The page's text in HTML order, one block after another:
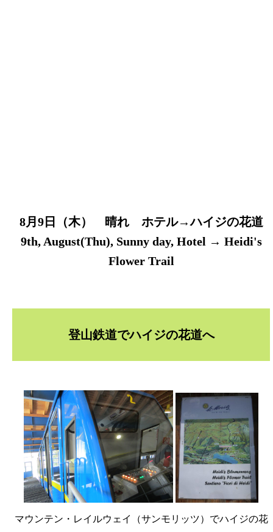
8月9日（木） 晴れ ホテル→ハイジの花道
9th, August(Thu), Sunny day, Hotel → Heidi's
Flower Trail
登山鉄道でハイジの花道へ
マウンテン・レイルウェイ（サンモリッツ）でハイジの花